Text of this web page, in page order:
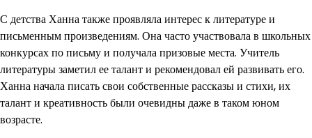
С детства Ханна также проявляла интерес к литературе и
письменным произведениям. Она часто участвовала в школьных
конкурсах по письму и получала призовые места. Учитель
литературы заметил ее талант и рекомендовал ей развивать его.
Ханна начала писать свои собственные рассказы и стихи, их
талант и креативность были очевидны даже в таком юном
возрасте.